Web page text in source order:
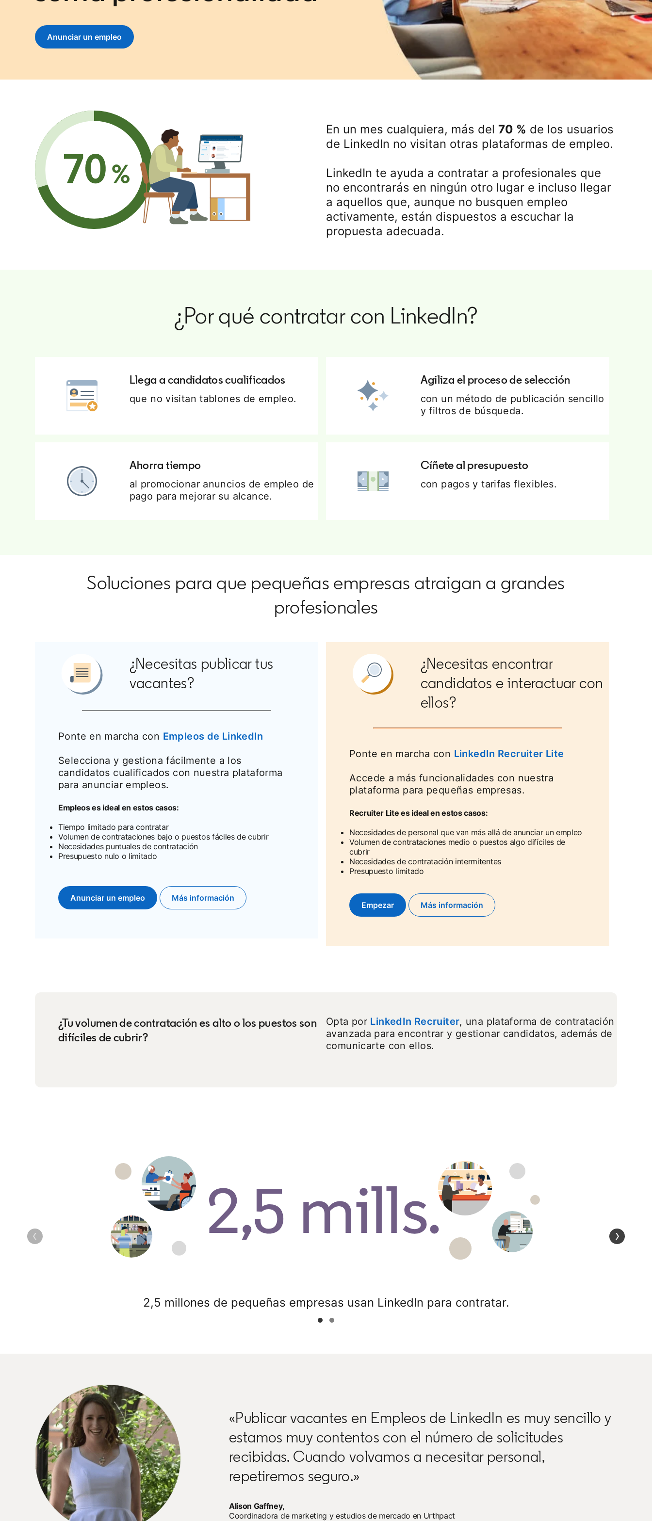
Anunciar un empleo
opens in a new tab
En un mes cualquiera, más del 70 % de los usuarios
de LinkedIn no visitan otras plataformas de empleo.
LinkedIn te ayuda a contratar a profesionales que
no encontrarás en ningún otro lugar e incluso llegar
a aquellos que, aunque no busquen empleo
activamente, están dispuestos a escuchar la
propuesta adecuada.
¿Por qué contratar con LinkedIn?
Llega a candidatos cualificados
que no visitan tablones de empleo.
Agiliza el proceso de selección
con un método de publicación sencillo
y filtros de búsqueda.
Ahorra tiempo
al promocionar anuncios de empleo de
pago para mejorar su alcance.
Cíñete al presupuesto
con pagos y tarifas flexibles.
Soluciones para que pequeñas empresas atraigan a grandes
profesionales
¿Necesitas publicar tus
vacantes?
Ponte en marcha con Empleos de LinkedIn
Selecciona y gestiona fácilmente a los
candidatos cualificados con nuestra plataforma
para anunciar empleos.
Empleos es ideal en estos casos:
Tiempo limitado para contratar
Volumen de contrataciones bajo o puestos fáciles de cubrir
Necesidades puntuales de contratación
Presupuesto nulo o limitado
Anunciar un empleo
opens in a new tabMás información
¿Necesitas encontrar
candidatos e interactuar con
ellos?
Ponte en marcha con LinkedIn Recruiter Lite
Accede a más funcionalidades con nuestra
plataforma para pequeñas empresas.
Recruiter Lite es ideal en estos casos:
Necesidades de personal que van más allá de anunciar un empleo
Volumen de contrataciones medio o puestos algo difíciles de
cubrir
Necesidades de contratación intermitentes
Presupuesto limitado
Empezaropens in a new tabMás información
¿Tu volumen de contratación es alto o los puestos son
difíciles de cubrir?
Opta por LinkedIn Recruiter, una plataforma de contratación
avanzada para encontrar y gestionar candidatos, además de
comunicarte con ellos.
2,5 millones de pequeñas empresas usan LinkedIn para contratar.
«Publicar vacantes en Empleos de LinkedIn es muy sencillo y
estamos muy contentos con el número de solicitudes
recibidas. Cuando volvamos a necesitar personal,
repetiremos seguro.»
Alison Gaffney,
Coordinadora de marketing y estudios de mercado en Urthpact